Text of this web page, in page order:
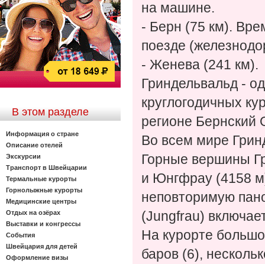
В этом разделе
Информация о стране
Описание отелей
Экскурсии
Транспорт в Швейцарии
Термальные курорты
Горнолыжные курорты
Медицинские центры
Отдых на озёрах
Выставки и конгрессы
События
Швейцария для детей
Оформление визы
на машине.
- Берн (75 км).
поезде
- Женева (241 км).
Гриндельвальд -
круглогодичных
регионе Бернский
Во всем мире
Горные вершины
и Юнгфрау (4158
неповторимую
(Jungfrau)
На курорте
баров (6),